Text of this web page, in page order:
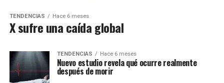
TENDENCIAS Hace 6 meses
X sufre una caída global
TENDENCIAS Hace 6 meses
Nuevo estudio revela qué ocurre realmente
después de morir